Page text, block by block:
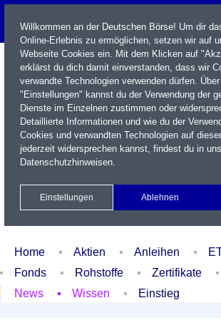
Name / WKN / ISIN / Kürzel
Xetra Realtime
Watchlist Portfolio
Home Aktien Anleihen
Fonds
Rohstoffe Zertifikate
News
Wissen Einstieg
Willkommen an der Deutschen Börse! Um dir
Online-Erlebnis zu ermöglichen, setzen wir auf
Webseite Cookies ein. Mit dem Klicken auf
erklärst du dich damit einverstanden, dass wir
verwandte Technologien verwenden dürfen.
"Einstellungen" kannst du der Verwendung der
Dienste im Einzelnen zustimmen oder
Detaillierte Informationen und wie du der
Cookies und verwandten Technologien auf
jederzeit widersprechen kannst, findest du in
Datenschutzhinweisen.
Einstellungen Ablehnen